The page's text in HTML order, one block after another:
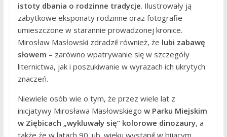
istoty dbania o rodzinne tradycje. Ilustrowały ją
zabytkowe eksponaty rodzinne oraz fotografie
umieszczone w starannie prowadzonej kronice.
Mirosław Masłowski zdradził również, że lubi zabawę
słowem – zarówno wpatrywanie się w szczegóły
liternictwa, jak i poszukiwanie w wyrazach ich ukrytych
znaczeń.
Niewiele osób wie o tym, że przez wiele lat z
inicjatywy Mirosława Masłowskiego w Parku Miejskim
w Ziębicach „wykluwały się” kolorowe dinozaury, a
także że w latach 90. ub. wieku wystąpił w bijącym